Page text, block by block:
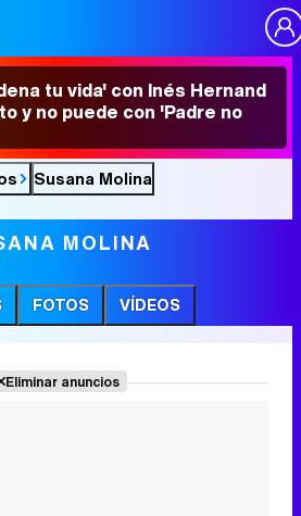
tu vida' con Inés Hernand
y no puede con 'Padre no
Susana Molina
MOLINA
FOTOS VÍDEOS
Eliminar anuncios